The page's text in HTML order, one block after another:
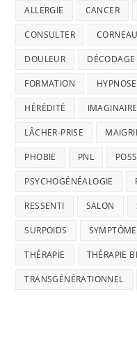
ALLERGIE CANCER
CONSULTER CORNEAU
DOULEUR DÉCODAGE
FORMATION HYPNOSE
HÉRÉDITÉ IMAGINAIRE
LÂCHER-PRISE
PHOBIE PNL
PSYCHOGÉNÉALOGIE
RESSENTI SALON
SURPOIDS SYMPTÔME
THÉRAPIE THÉRAPIE
TRANSGÉNÉRATIONNEL